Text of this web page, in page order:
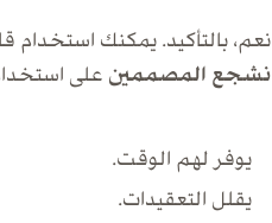
نعم، بالتأكيد. يمكنك
نشجع المصممين على
يوفر لهم الوقت.
يقلل التعقيدات.